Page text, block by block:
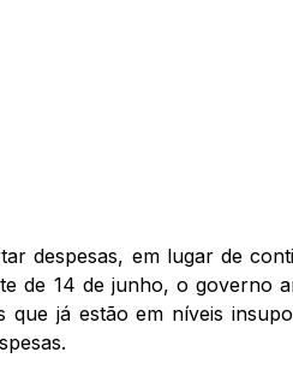
despesas, em lugar de
de 14 de junho, o governo
já estão em níveis